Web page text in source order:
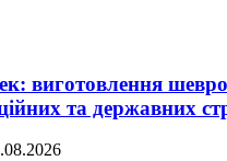
виготовлення
та державних